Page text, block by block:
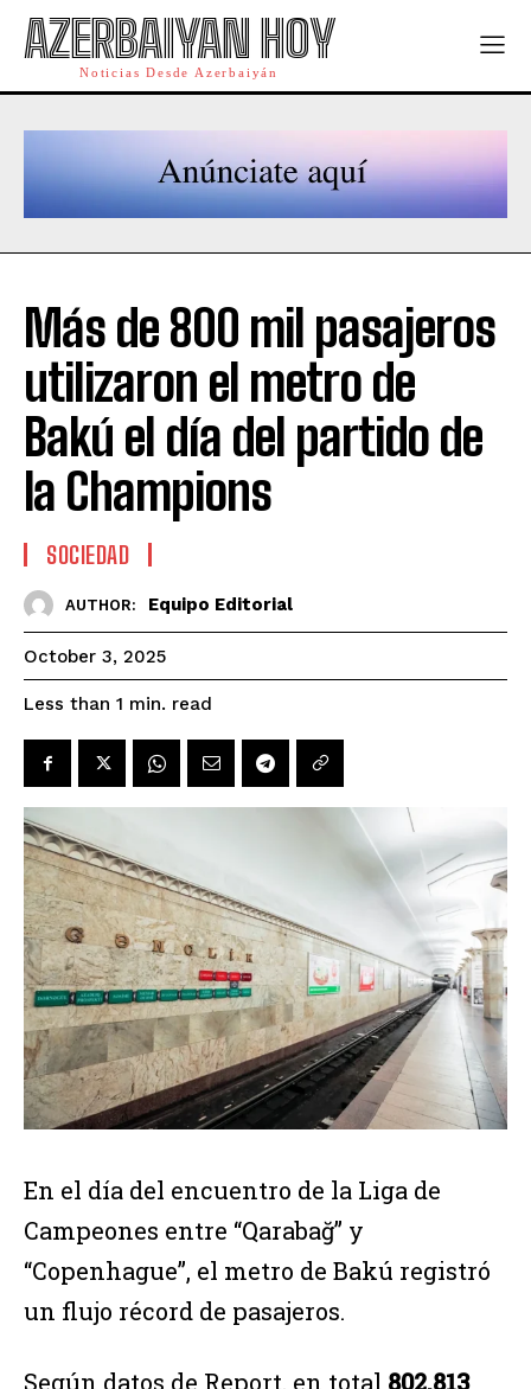
AZERBAIYAN HOY
Noticias Desde Azerbaiyán
Más de 800 mil pasajeros
utilizaron el metro de
Bakú el día del partido de
la Champions
SOCIEDAD
AUTHOR: Equipo Editorial
October 3, 2025
Less than 1 min. read
En el día del encuentro de la Liga de
Campeones entre “Qarabağ” y
“Copenhague”, el metro de Bakú registró
un flujo récord de pasajeros.
Según datos de Report, en total 802.813